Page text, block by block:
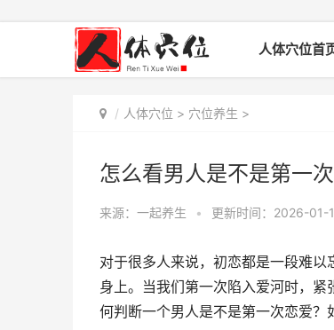
人体穴位首
人体穴位 > 穴位养生 >
怎么看男人是不是第一
来源：一起养生 • 更新时间：2026-01-
对于很多人来说，初恋都是一段难
身上。当我们第一次陷入爱河时，
何判断一个男人是不是第一次恋爱？